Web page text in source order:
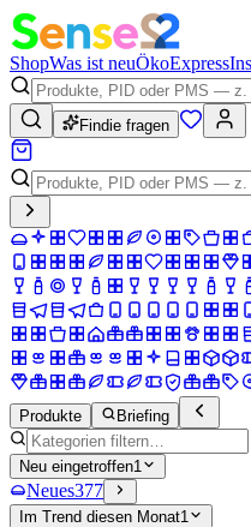
ShopWas ist neuÖkoExpress
Findie fragen
Produkte Briefing
Neu eingetroffen1
Neues377
Im Trend diesen Monat1